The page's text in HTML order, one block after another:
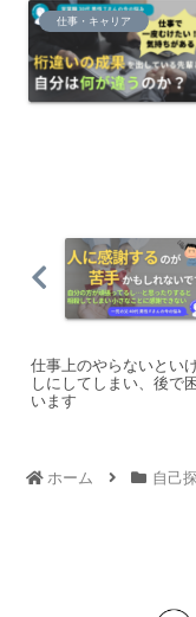
仕事・キャリア
仕事上のやらないとい
しにしてしまい、後で
います
ホーム 自己